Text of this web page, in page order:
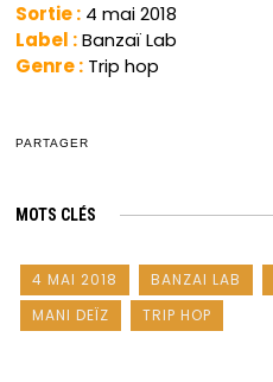
Sortie : 4 mai 2018
Label :Banzaï Lab
Genre : Trip hop
PARTAGER
MOTS CLÉS
4 MAI 2018 BANZAI LAB
MANI DEÏZ
TRIP HOP